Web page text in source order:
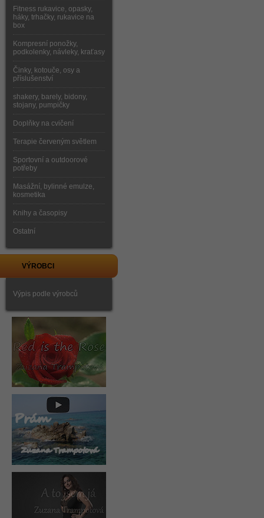
Fitness rukavice, opasky,
háky, trhačky, rukavice na
box
Kompresní ponožky,
podkolenky, návleky, kraťasy
Činky, kotouče, osy a
příslušenství
shakery, barely, bidony,
stojany, pumpičky
Doplňky na cvičení
Terapie červeným světlem
Sportovní a outdoorové
potřeby
Masážní, bylinné emulze,
kosmetika
Knihy a časopisy
Ostatní
VÝROBCI
Výpis podle výrobců